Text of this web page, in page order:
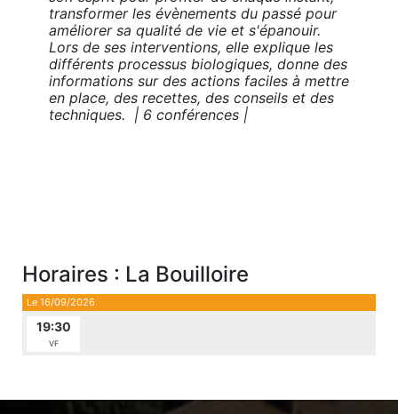
transformer les évènements du passé pour
améliorer sa qualité de vie et s'épanouir.
Lors de ses interventions, elle explique les
différents processus biologiques, donne des
informations sur des actions faciles à mettre
en place, des recettes, des conseils et des
techniques. | 6 conférences |
Horaires : La Bouilloire
Le 16/09/2026
19:30
VF